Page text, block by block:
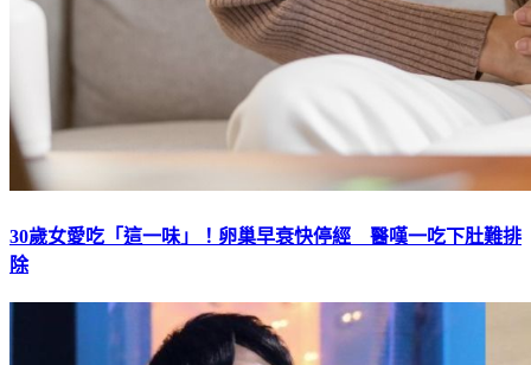
30歲女愛吃「這一味」！卵巢早衰快停經 醫嘆一吃下肚難排
除